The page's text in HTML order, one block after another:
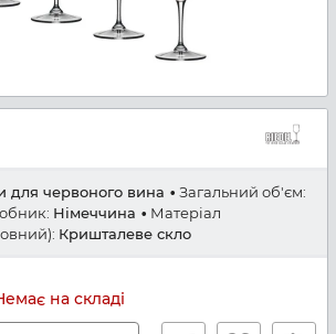
для червоного вина
Загальний об'єм:
Німеччина
Матеріал
Кришталеве скло
на складі